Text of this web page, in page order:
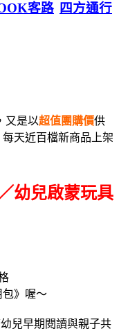
客路 四方通行
又是以超值團購價供
天近百檔新商品上架
幼兒啟蒙玩具
包》喔～
兒早期閱讀與親子共